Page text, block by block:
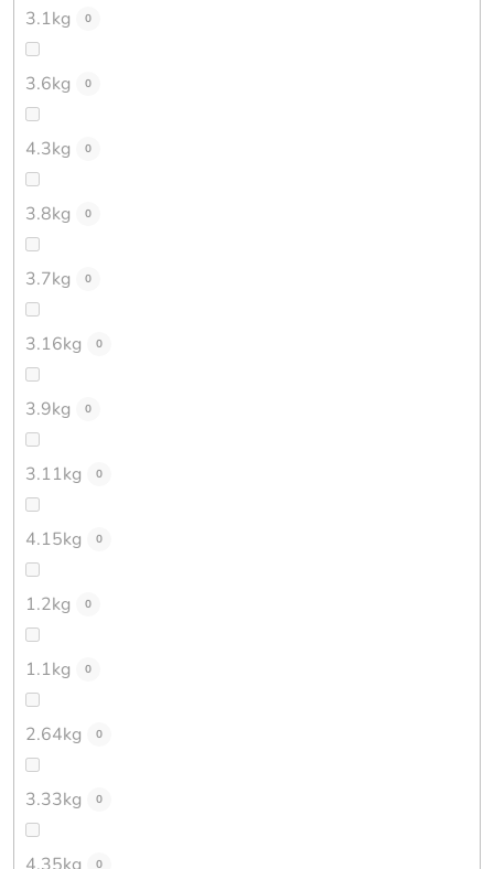
3.1kg 0
3.6kg 0
4.3kg 0
3.8kg 0
3.7kg 0
3.16kg 0
3.9kg 0
3.11kg 0
4.15kg 0
1.2kg 0
1.1kg 0
2.64kg 0
3.33kg 0
0